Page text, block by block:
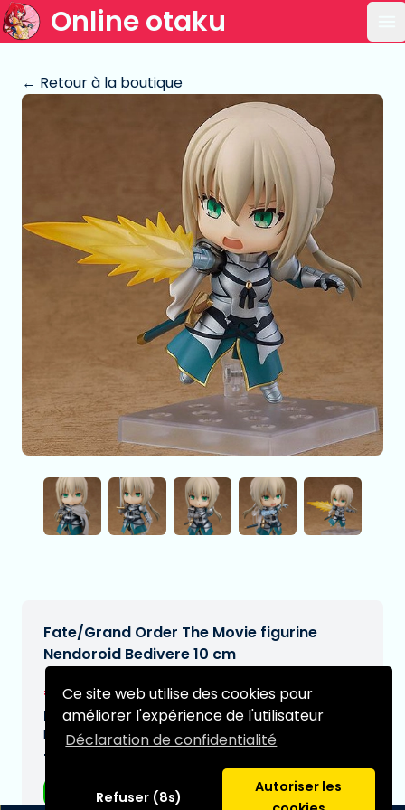
Ce site web utilise des cookies pour
améliorer l'expérience de l'utilisateur
Déclaration de confidentialité
Refuser (8s)
Autoriser les
Online otaku
← Retour à la boutique
Fate/Grand Order The Movie figurine
Nendoroid Bedivere 10 cm
€57,95 [Sous réserve de modifications]
Date de livraison prévue:
N/A
Type:
Figurines d'anime